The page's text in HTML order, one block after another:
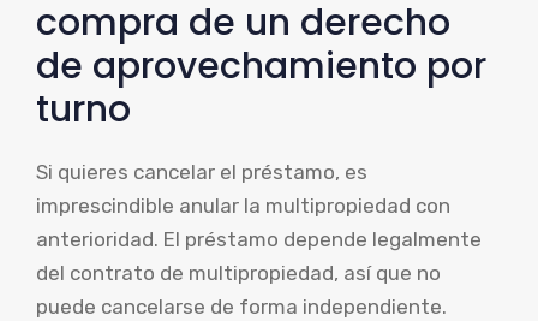
compra de un derecho
de aprovechamiento por
turno
Si quieres cancelar el préstamo, es
imprescindible anular la multipropiedad con
anterioridad. El préstamo depende legalmente
del contrato de multipropiedad, así que no
puede cancelarse de forma independiente.